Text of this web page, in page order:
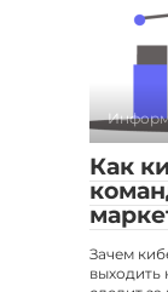
Как
Зачем
выходить